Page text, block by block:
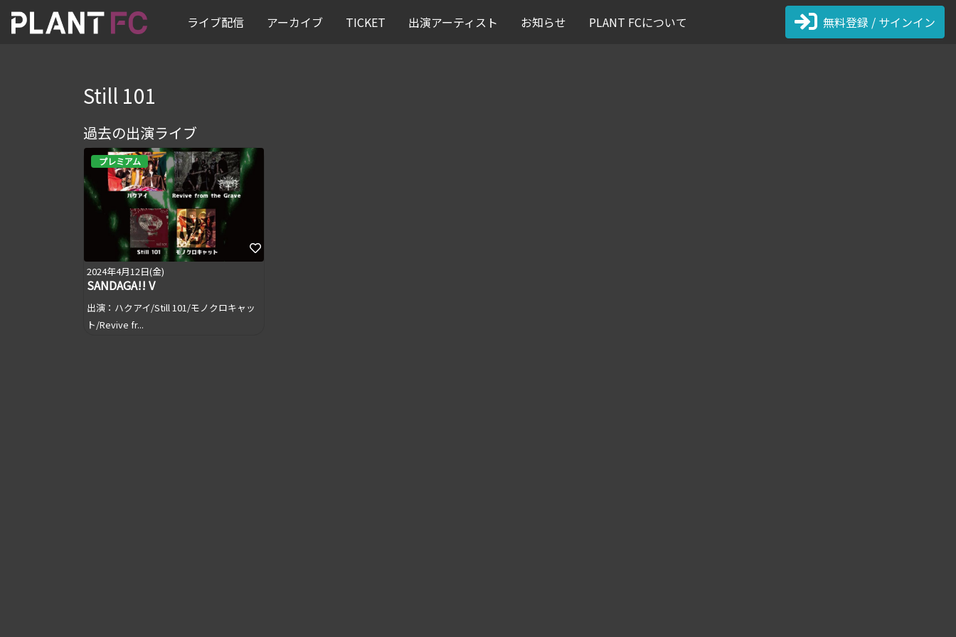
ライブ配信 アーカイブ TICKET 出演アーティスト お知らせ PLANT FCについて 無料登録 / サインイン
Still 101
過去の出演ライブ
プレミアム
2024年4月12日(金)
SANDAGA!! V
出演：ハクアイ/Still 101/モノクロキャッ
ト/Revive fr...